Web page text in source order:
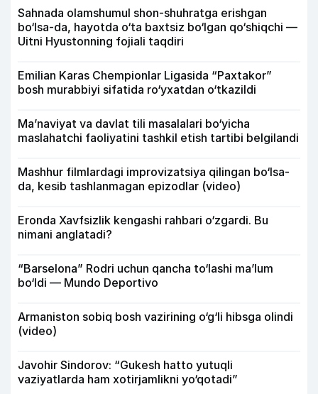
Sahnada olamshumul shon-shuhratga erishgan
bo‘lsa-da, hayotda o‘ta baxtsiz bo‘lgan qo‘shiqchi —
Uitni Hyustonning fojiali taqdiri
Emilian Karas Chempionlar Ligasida “Paxtakor”
bosh murabbiyi sifatida ro‘yxatdan o‘tkazildi
Ma’naviyat va davlat tili masalalari bo‘yicha
maslahatchi faoliyatini tashkil etish tartibi belgilandi
Mashhur filmlardagi improvizatsiya qilingan bo‘lsa-
da, kesib tashlanmagan epizodlar (video)
Eronda Xavfsizlik kengashi rahbari o‘zgardi. Bu
nimani anglatadi?
“Barselona” Rodri uchun qancha to‘lashi ma’lum
bo‘ldi — Mundo Deportivo
Armaniston sobiq bosh vazirining o‘g‘li hibsga olindi
(video)
Javohir Sindorov: “Gukesh hatto yutuqli
vaziyatlarda ham xotirjamlikni yo‘qotadi”